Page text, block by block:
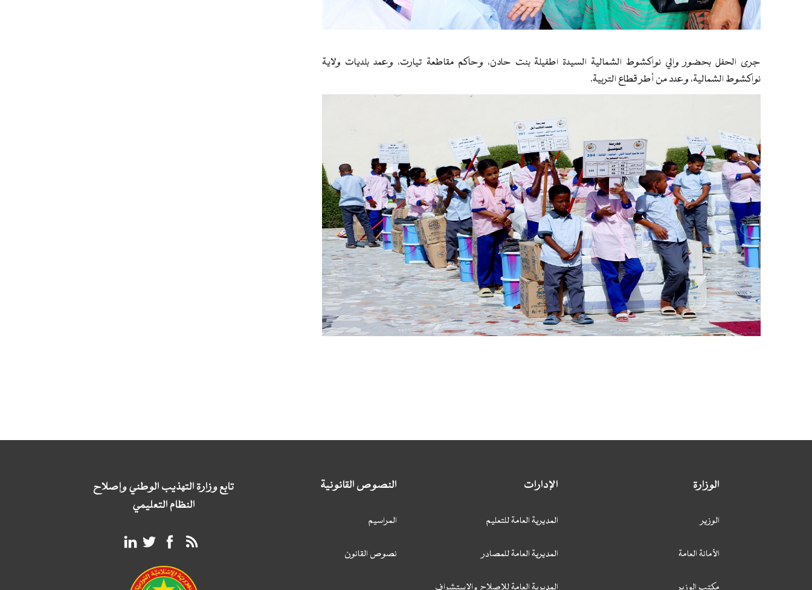
جرى الحفل بحضور والي نواكشوط الشمالية السيدة اطفيلة بنت حادن، وحاكم مقاطعة تيارت، وعمد بلديات ولاية
نواكشوط الشمالية، وعدد من أطر قطاع التربية.
تابع وزارة التهذيب الوطني وإصلاح
النظام التعليمي
النصوص القانونية
المراسيم
نصوص القانون
الإدارات
المديرية العامة للتعليم
المديرية العامة للمصادر
المديرية العامة للإصلاح والاستشراف
الوزارة
الوزير
الأمانة العامة
مكتب الوزير